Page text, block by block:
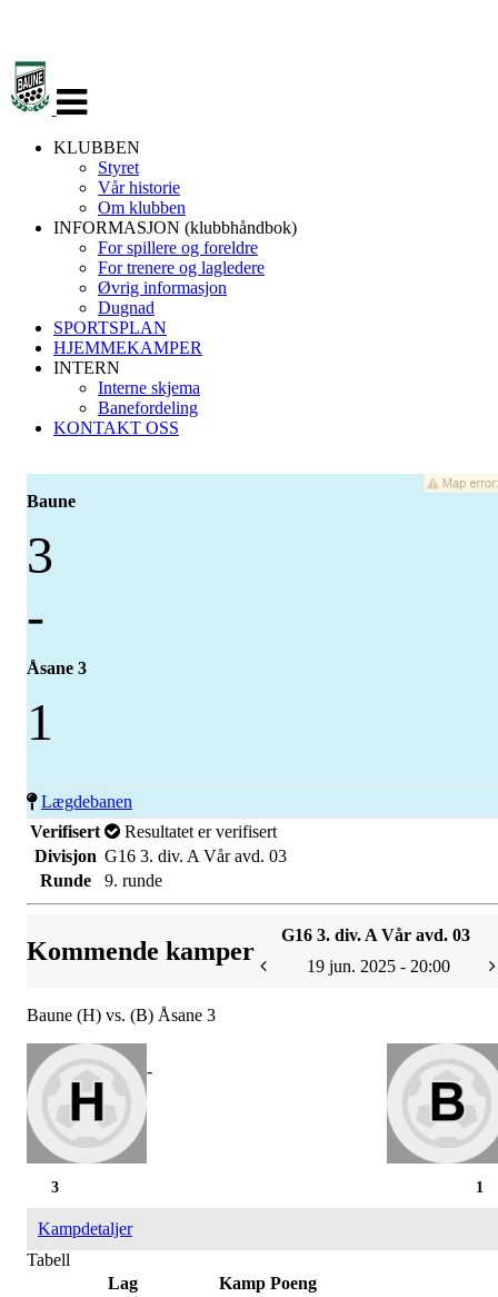
navigasjon
KLUBBEN
Styret
Vår historie
Om klubben
INFORMASJON (klubbhåndbok)
For spillere og foreldre
For trenere og lagledere
Øvrig informasjon
Dugnad
SPORTSPLAN
HJEMMEKAMPER
INTERN
Interne skjema
Banefordeling
KONTAKT OSS
Baune
3
-
Åsane 3
1
Lægdebanen
Verifisert
Resultatet er verifisert
Divisjon G16 3. div. A Vår avd. 03
Runde
9. runde
Kommende kamper
G16 3. div. A Vår avd. 03
19 jun. 2025 - 20:00
Baune (H) vs. (B) Åsane 3
-
1
3
Kampdetaljer
Tabell
Lag
Kamp Poeng